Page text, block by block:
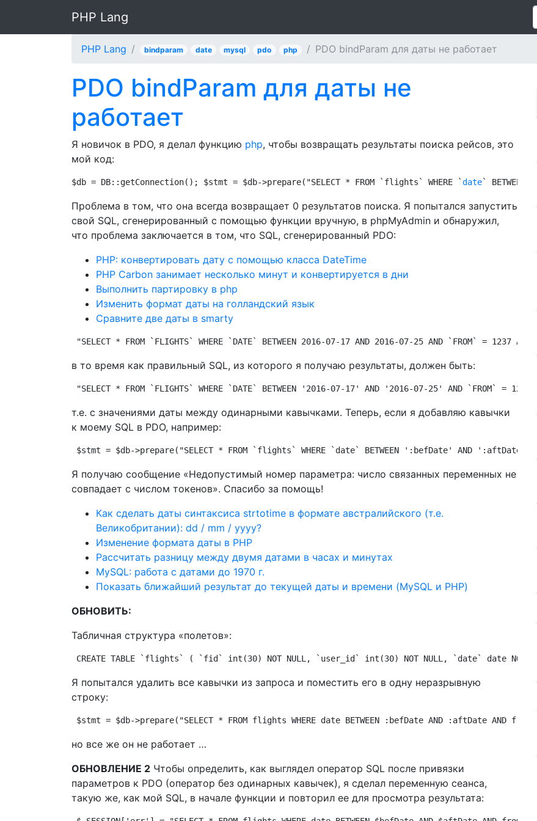
PHP Lang
PHP Lang bindparam date mysql pdo php PDO bindParam для даты не работает
PDO bindParam для даты не
работает
Я новичок в PDO, я делал функцию php, чтобы возвращать результаты поиска рейсов, это
мой код:
$db = DB::getConnection(); $stmt = $db->prepare("SELECT * FROM `flights` WHERE `date`
Проблема в том, что она всегда возвращает 0 результатов поиска. Я попытался запустить
свой SQL, сгенерированный с помощью функции вручную, в phpMyAdmin и обнаружил,
что проблема заключается в том, что SQL, сгенерированный PDO:
PHP: конвертировать дату с помощью класса DateTime
PHP Carbon занимает несколько минут и конвертируется в дни
Выполнить партировку в php
Изменить формат даты на голландский язык
Сравните две даты в smarty
"SELECT * FROM `FLIGHTS` WHERE `DATE` BETWEEN 2016-07-17 AND 2016-07-25 AND `FROM` = 1237
в то время как правильный SQL, из которого я получаю результаты, должен быть:
"SELECT * FROM `FLIGHTS` WHERE `DATE` BETWEEN '2016-07-17' AND '2016-07-25' AND `FROM` =
т.е. с значениями даты между одинарными кавычками. Теперь, если я добавляю кавычки
к моему SQL в PDO, например:
$stmt = $db->prepare("SELECT * FROM `flights` WHERE `date` BETWEEN ':befDate' AND
Я получаю сообщение «Недопустимый номер параметра: число связанных переменных не
совпадает с числом токенов». Спасибо за помощь!
Как сделать даты синтаксиса strtotime в формате австралийского (т.е.
Великобритании): dd / mm / yyyy?
Изменение формата даты в PHP
Рассчитать разницу между двумя датами в часах и минутах
MySQL: работа с датами до 1970 г.
Показать ближайший результат до текущей даты и времени (MySQL и PHP)
ОБНОВИТЬ:
Табличная структура «полетов»:
CREATE TABLE `flights` ( `fid` int(30) NOT NULL, `user_id` int(30) NOT NULL, `date` date NOT
Я попытался удалить все кавычки из запроса и поместить его в одну неразрывную
строку:
$stmt = $db->prepare("SELECT * FROM flights WHERE date BETWEEN :befDate AND :aftDate AND
но все же он не работает …
ОБНОВЛЕНИЕ 2 Чтобы определить, как выглядел оператор SQL после привязки
параметров к PDO (оператор без одинарных кавычек), я сделал переменную сеанса,
такую ​​же, как мой SQL, в начале функции и повторил ее для просмотра результата: